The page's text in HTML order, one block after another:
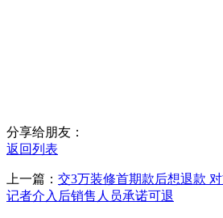
分享给朋友：
返回列表
上一篇： 交3万装修首期款后想退款
记者介入后销售人员承诺可退